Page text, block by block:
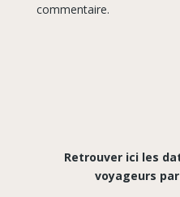
commentaire.
Retrouver ici les
voyageurs